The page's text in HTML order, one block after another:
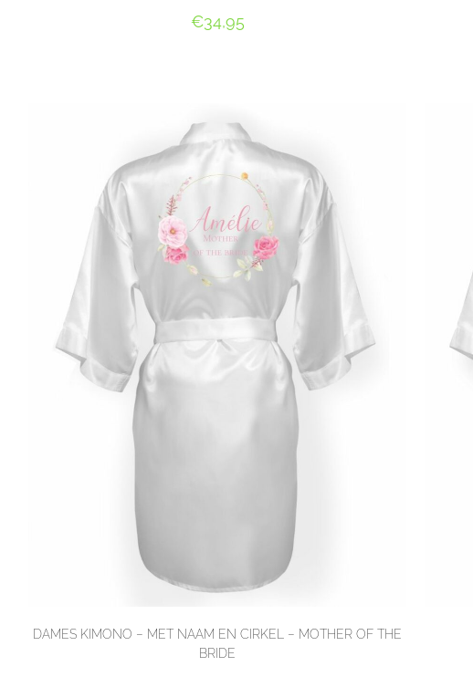
€34,95
DAMES KIMONO – MET NAAM EN CIRKEL – MOTHER OF THE
BRIDE